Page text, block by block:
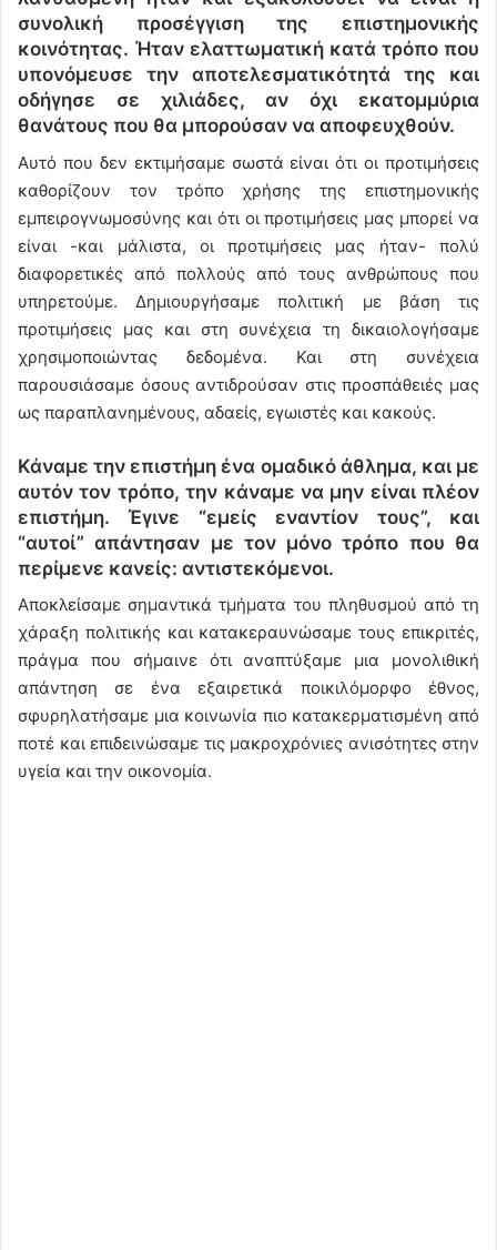
συνολική προσέγγιση της επιστημονικής
κοινότητας. Ήταν ελαττωματική κατά τρόπο που
υπονόμευσε την αποτελεσματικότητά της και
οδήγησε σε χιλιάδες, αν όχι εκατομμύρια
θανάτους που θα μπορούσαν να αποφευχθούν.
Αυτό που δεν εκτιμήσαμε σωστά είναι ότι οι προτιμήσεις
καθορίζουν τον τρόπο χρήσης της επιστημονικής
εμπειρογνωμοσύνης και ότι οι προτιμήσεις μας μπορεί να
είναι -και μάλιστα, οι προτιμήσεις μας ήταν- πολύ
διαφορετικές από πολλούς από τους ανθρώπους που
υπηρετούμε. Δημιουργήσαμε πολιτική με βάση τις
προτιμήσεις μας και στη συνέχεια τη δικαιολογήσαμε
χρησιμοποιώντας δεδομένα. Και στη συνέχεια
παρουσιάσαμε όσους αντιδρούσαν στις προσπάθειές μας
ως παραπλανημένους, αδαείς, εγωιστές και κακούς.
Κάναμε την επιστήμη ένα ομαδικό άθλημα, και με
αυτόν τον τρόπο, την κάναμε να μην είναι πλέον
επιστήμη. Έγινε “εμείς εναντίον τους”, και
“αυτοί” απάντησαν με τον μόνο τρόπο που θα
περίμενε κανείς: αντιστεκόμενοι.
Αποκλείσαμε σημαντικά τμήματα του πληθυσμού από τη
χάραξη πολιτικής και κατακεραυνώσαμε τους επικριτές,
πράγμα που σήμαινε ότι αναπτύξαμε μια μονολιθική
απάντηση σε ένα εξαιρετικά ποικιλόμορφο έθνος,
σφυρηλατήσαμε μια κοινωνία πιο κατακερματισμένη από
ποτέ και επιδεινώσαμε τις μακροχρόνιες ανισότητες στην
υγεία και την οικονομία.